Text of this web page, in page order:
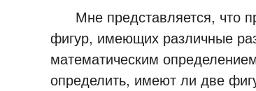
Мне представляется, что
фигур, имеющих различные
математическим
определить, имеют ли две